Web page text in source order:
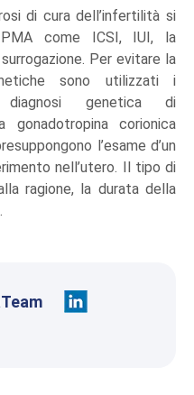
di cura dell’infertilità si
come ICSI, IUI, la
Per evitare la
sono utilizzati i
genetica di
corionica
l’esame d’un
nell’utero. Il tipo di
ragione, la durata della